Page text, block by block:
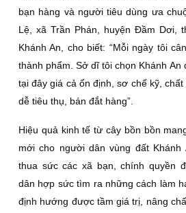
bạn hàng và người tiêu dùng ưa
Lệ, xã Trần Phán, huyện Ðầm Dơi,
Khánh An, cho biết: “Mỗi ngày tôi
thành phẩm. Sở dĩ tôi chọn Khánh An
tại đây giá cả ổn định, sơ chế kỹ,
dễ tiêu thụ, bán đắt hàng”.
Hiệu quả kinh tế từ cây bồn bồn
mới cho người dân vùng đất Khánh
thua sức các xã bạn, chính quyền
dân hợp sức tìm ra những cách làm
định hướng được tầm giá trị, nâng